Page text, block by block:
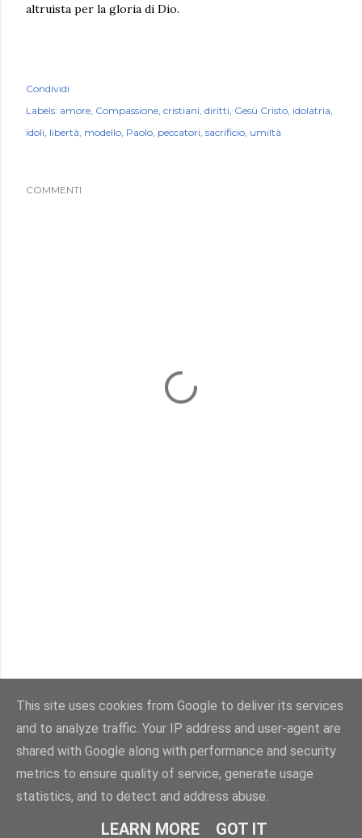
altruista per la gloria di Dio.
Condividi
Labels: amore Compassione cristiani diritti Gesù Cristo idolatria
idoli libertà modello Paolo peccatori sacrificio umiltà
COMMENTI
Powered by Blogger
Immagini dei temi dienot-poloskun
© Salvatore Di Dio 2013-2026.Tutti i diritti sono riservati
This site uses cookies from Google to deliver its services
and to analyze traffic. Your IP address and user-agent are
shared with Google along with performance and security
metrics to ensure quality of service, generate usage
statistics, and to detect and address abuse.
LEARN MORE GOT IT